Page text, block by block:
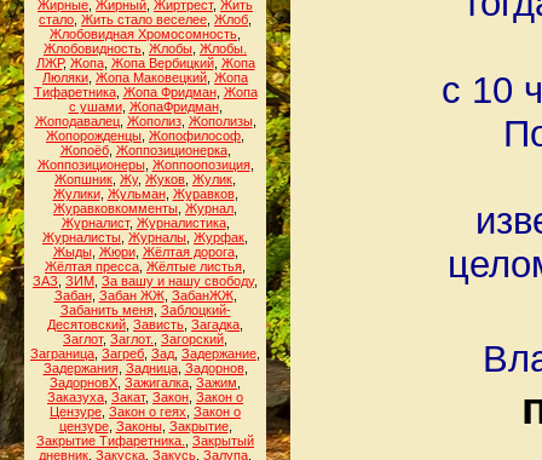
Жирные Жирный Жиртрест, Жить
стало Жить стало веселее Жлоб
Жлобовидная Хромосомность
Жлобовидность Жлобы Жлобы.
ЛЖР, Жопа, Жопа Вербицкий, Жопа
Люляки Жопа Маковецкий Жопа
Тифаретника, Жопа Фридман, Жопа
с ушами, ЖопаФридман,
Жоподавалец, Жополиз, Жополизы,
Жопорожденцы Жопофилософ
Жопоёб, Жоппозиционерка,
Жоппозиционеры, Жоппоопозиция,
Жопшник Жу, Жуков Жулик
Жулики, Жульман, Журавков,
Журавковкомменты Журнал
Журналист, Журналистика,
Журналисты Журналы Журфак
Жыды, Жюри, Жёлтая дорога,
Жёлтая пресса Жёлтые листья
ЗАЗ ЗИМ За вашу и нашу свободу,
Забан, Забан ЖЖ, ЗабанЖЖ,
Забанить меня, Заблоцкий-
Десятовский Зависть Загадка
Заглот, Заглот. Загорский
Заграница Загреб Зад Задержание
Задержания, Задница, Задорнов,
ЗадорновХ Зажигалка Зажим
Заказуха Закат, Закон Закон о
Цензуре Закон о геях Закон о
цензуре, Законы, Закрытие,
Закрытие Тифаретника.
Закрытый
дневник Закуска Закусь Залупа
с 10